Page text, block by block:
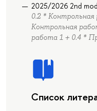
2025/2026 2nd
0.2 *
Контрольная
работа 1 + 0.4 *
Список